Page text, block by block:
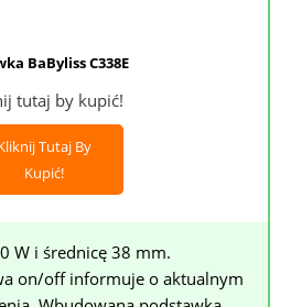
BaByliss C338E
tutaj by kupić!
Tutaj By
Kupić!
W i średnicę 38 mm.
on/off informuje o aktualnym